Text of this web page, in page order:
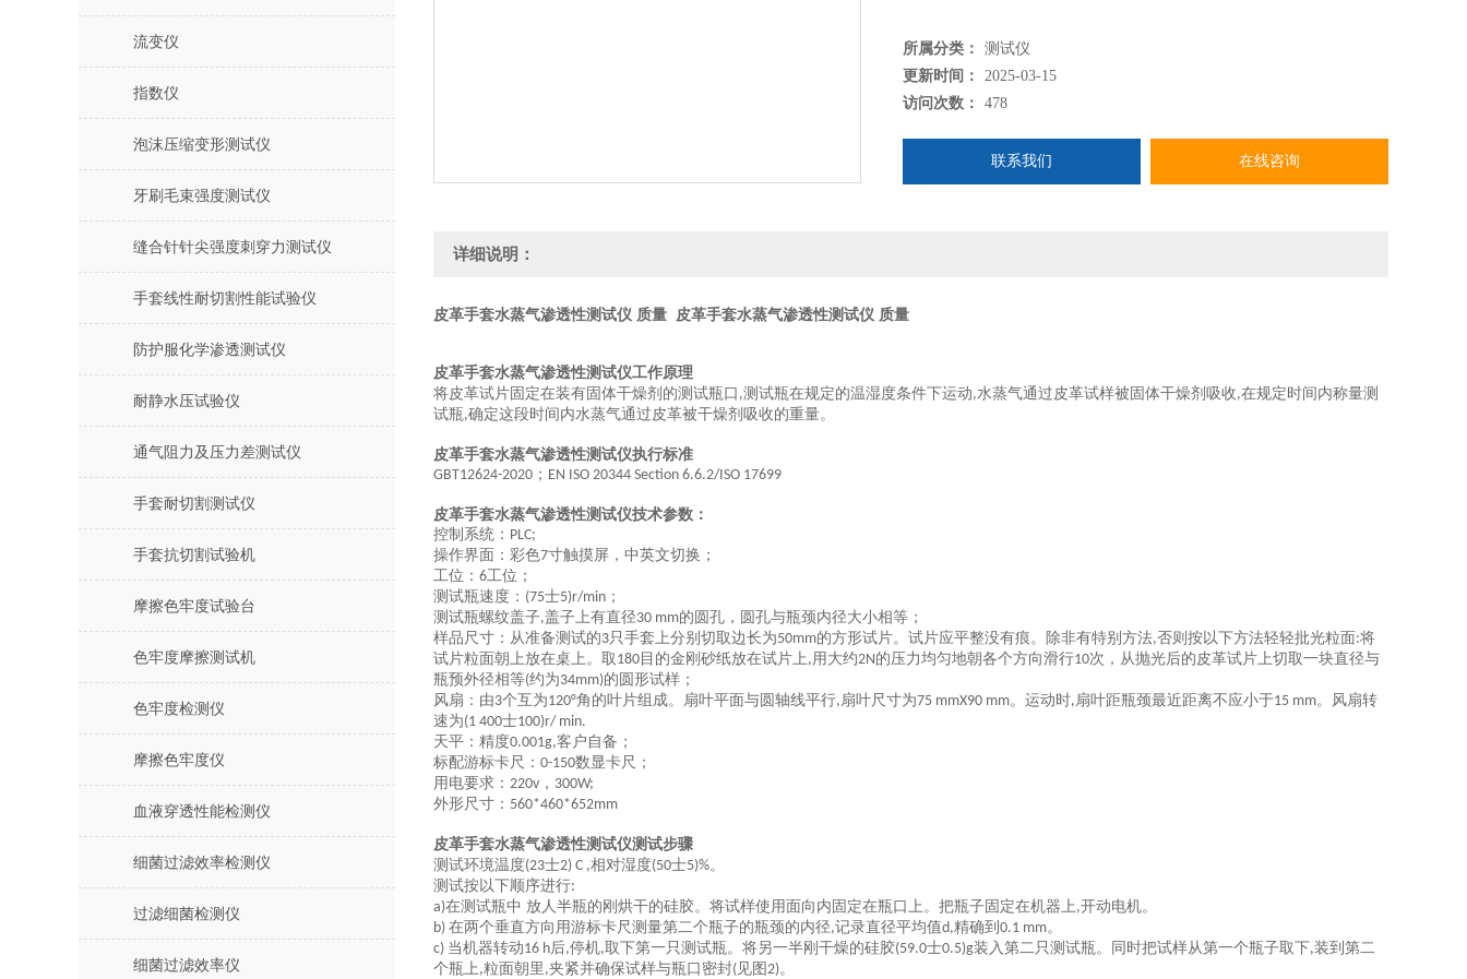
流变仪
指数仪
泡沫压缩变形测试仪
牙刷毛束强度测试仪
缝合针针尖强度刺穿力测试仪
手套线性耐切割性能试验仪
防护服化学渗透测试仪
耐静水压试验仪
通气阻力及压力差测试仪
手套耐切割测试仪
手套抗切割试验机
摩擦色牢度试验台
色牢度摩擦测试机
色牢度检测仪
摩擦色牢度仪
血液穿透性能检测仪
细菌过滤效率检测仪
过滤细菌检测仪
细菌过滤效率仪
所属分类：
测试仪
更新时间：
2025-03-15
访问次数：
478
联系我们 在线咨询
详细说明：
皮革手套水蒸气渗透性测试仪 质量 皮革手套水蒸气渗透性测试仪 质量
皮革手套水蒸气渗透性测试仪工作原理
将皮革试片固定在装有固体干燥剂的测试瓶口 ,测试瓶在规定的温湿度条件下运动,水蒸气通过皮革试样被固体干燥剂吸收,在规定时间内称量测
试瓶,确定这段时间内水蒸气通过皮革被干燥剂吸收的重量。
皮革手套水蒸气渗透性测试仪执行标准
GBT12624-2020 ； EN ISO 20344 Section 6.6.2/ISO 17699
皮革手套水蒸气渗透性测试仪技术参数：
控制系统： PLC;
操作界面：彩色7寸触摸屏，中英文切换；
工位： 6工位；
测试瓶速度： (75士5)r/min ；
测试瓶螺纹盖子,盖子上有直径30 mm的圆孔，圆孔与瓶颈内径大小相等 ；
样品尺寸：从准备测试的3只手套上分别切取边长为50mm的方形试片。试片应平整没有痕。除非有特别方法,否则按以下方法轻轻批光粒面:将
试片粒面朝上放在桌上。取 180 目的金刚砂纸放在试片上,用大约2N的压力均匀地朝各个方向滑行10次，从抛光后的皮革试片上切取一块直径与
瓶预外径相等(约为34mm)的圆形试样；
风扇 ： 由3个互为120°角的叶片组成。扇叶平面与圆轴线平行,扇叶尺寸为75 mmX90 mm。运动时,扇叶距瓶颈最近距离不应小于15 mm。风扇转
速为(1 400士100)r/ min.
天平：精度0.001g,客户自备；
标配游标卡尺： 0-150数显卡尺；
用电要求： 220v ， 300W;
外形尺寸： 560*460*652mm
皮革手套水蒸气渗透性测试仪测试步骤
测试环境温度(23士2) C ,相对湿度(50士5)%。
测试按以下顺序进行:
a)在测试瓶中 放人半瓶的刚烘干的硅胶。将试样使用面向内固定在瓶口上。把瓶子固定在机器上,开动电机。
b) 在两个垂直方向用游标卡尺测量第二个瓶子的瓶颈的内径,记录直径平均值d,精确到 0.1 mm。
c) 当机器转动16 h后,停机,取下第一只测试瓶。将另一半刚干燥的硅胶(59.0士0.5)g装入第二只测试瓶。同时把试样从第一个瓶子取下,装到第二
个瓶上,粒面朝里 ,夹紧并确保试样与瓶口密封( 见图 2)。